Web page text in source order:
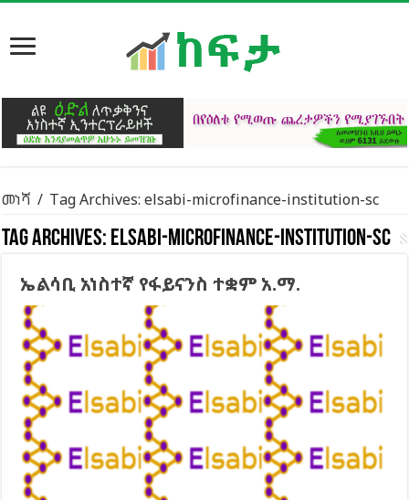
መነሻ / Tag Archives: elsabi-microfinance-institution-sc
Tag Archives: elsabi-microfinance-institution-sc
ኤልሳቢ አነስተኛ የፋይናንስ ተቋም አ.ማ.